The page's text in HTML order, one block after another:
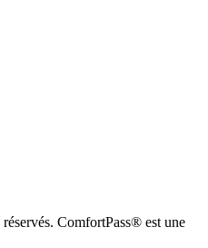
ComfortPass® est une